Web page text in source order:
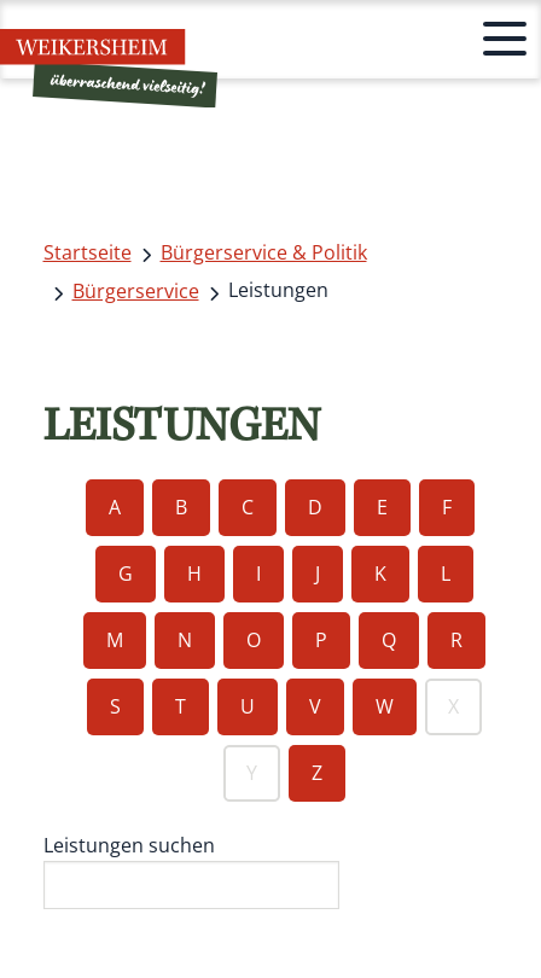
Startseite
Bürgerservice & Politik
Bürgerservice
Leistungen
LEISTUNGEN
A B C D E F
G H I J K L
M N O P Q R
S T U V W X
Y Z
Leistungen suchen